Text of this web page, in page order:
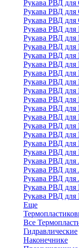
Рукава РВД
Рукава РВД
Рукава РВД для
Рукава РВД
Рукава РВД
Рукава РВД для
Рукава РВД
Рукава РВД для
Рукава РВД для
Рукава РВД для
Рукава РВД для
Рукава РВД
Рукава РВД для
Рукава РВД для
Рукава РВД для
Рукава РВД для
Рукава РВД для
Рукава РВД для
Рукава РВД для
Рукава РВД для
Рукава РВД
Рукава РВД
Рукава РВД для
Еще
Все
Гидравлические
Наконечнике